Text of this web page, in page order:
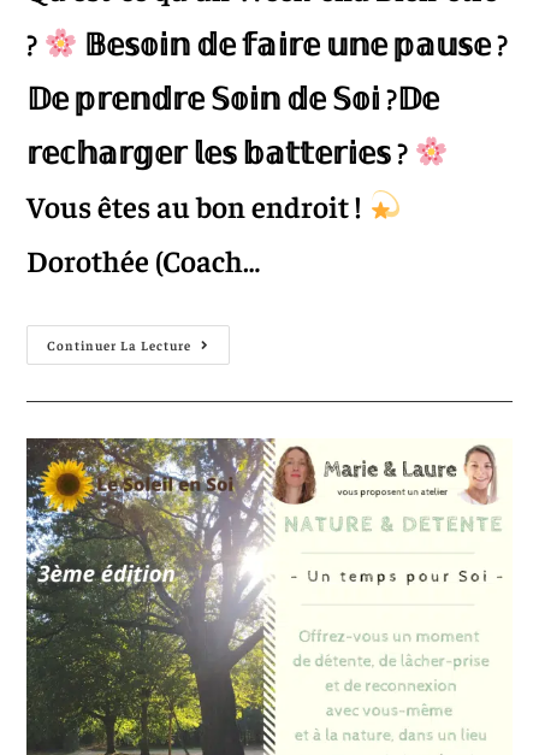
?
𝔹𝕖𝕤𝕠𝕚𝕟 𝕕𝕖 𝕗𝕒𝕚𝕣𝕖 𝕦𝕟𝕖 𝕡𝕒𝕦𝕤𝕖 ?
𝔻𝕖 𝕡𝕣𝕖𝕟𝕕𝕣𝕖 𝕊𝕠𝕚𝕟 𝕕𝕖 𝕊𝕠𝕚 ?𝔻𝕖
𝕣𝕖𝕔𝕙𝕒𝕣𝕘𝕖𝕣 𝕝𝕖𝕤 𝕓𝕒𝕥𝕥𝕖𝕣𝕚𝕖𝕤 ?
Vous êtes au bon endroit !
Dorothée (Coach…
Continuer La Lecture